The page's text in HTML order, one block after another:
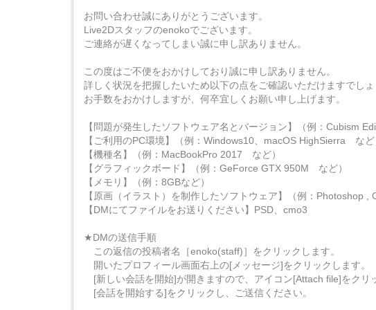
お問い合わせ誠にありがとうございます。
Live2Dスタッフのenokoでございます。
ご連絡が遅くなってしまい誠に申し訳ありません。
この度はご不便をおかけしており誠に申し訳ありません。
詳しく状況を把握したいため以下の点をご確認いただけますでしょ
お手数をおかけしますが、何卒宜しくお願い申し上げます。
【問題が発生したソフトウェア名とバージョン】（例：Cubism
【ご利用のPC環境】（例：Windows10、macOS HighSierra など
【機種名】（例：MacBookPro 2017 など）
【グラフィックボード】（例：GeForce GTX 950M など）
【メモリ】（例：8GBなど）
【原画（イラスト）を制作したソフトウェア】（例：Photoshop ,
【DMにてファイルをお送りください】PSD、cmo3
★DMの送信手順
この返信の投稿者名［enoko(staff)］をクリックします。
開いたプロフィール画面右上の[メッセージ]をクリックします。
[新しい会話を開始]が開きますので、アイコン[Attach file]をクリ
[会話を開始する]をクリックし、ご送信ください。